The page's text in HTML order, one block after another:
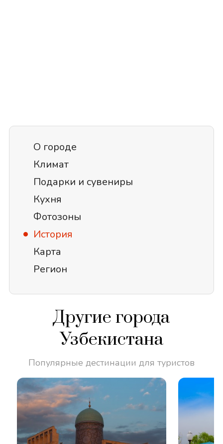
О городе
Климат
Подарки и сувениры
Кухня
Фотозоны
История
Карта
Регион
Другие города
Узбекистана
Популярные дестинации для туристов